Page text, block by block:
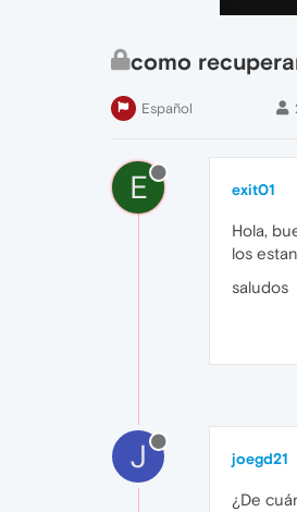
como
Español
E exit01
Hola,
los
saludos
J joegd21
¿De